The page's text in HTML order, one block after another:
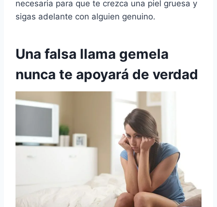
necesaria para que te crezca una piel gruesa y
sigas adelante con alguien genuino.
Una falsa llama gemela
nunca te apoyará de verdad